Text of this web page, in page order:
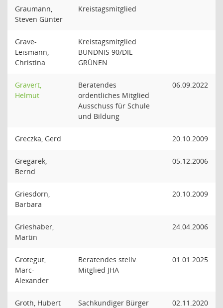
Graumann,
Steven Günter
Kreistagsmitglied
Grave-
Leismann,
Christina
Kreistagsmitglied
BÜNDNIS 90/DIE
GRÜNEN
Gravert,
Helmut
Beratendes
ordentliches Mitglied
Ausschuss für Schule
und Bildung
06.09.2022
Greczka, Gerd 20.10.2009
Gregarek,
Bernd
05.12.2006
Griesdorn,
Barbara
20.10.2009
Grieshaber,
Martin
24.04.2006
Grotegut,
Marc-
Alexander
Beratendes stellv.
Mitglied JHA
01.01.2025
Groth, Hubert
Sachkundiger Bürger
02.11.2020